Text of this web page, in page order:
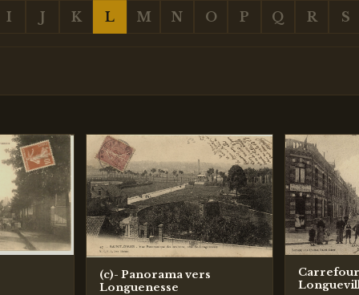
I J K L M N O P Q R S
(c)- Panorama vers
Longuenesse
Carrefour